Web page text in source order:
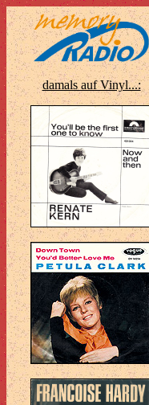
damals auf Vinyl...: